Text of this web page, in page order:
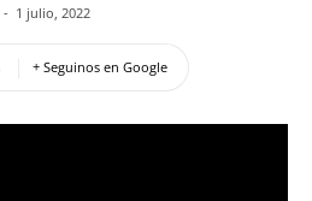
- 1 julio, 2022
+ Seguinos en Google